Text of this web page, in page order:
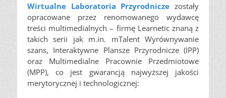
Wirtualne Laboratoria Przyrodnicze zostały
opracowane przez renomowanego wydawcę
treści multimedialnych – firmę Learnetic znaną z
takich serii jak m.in. mTalent Wyrównywanie
szans, Interaktywne Plansze Przyrodnicze (IPP)
oraz Multimedialne Pracownie Przedmiotowe
(MPP), co jest gwarancją najwyższej jakości
merytorycznej i technologicznej: